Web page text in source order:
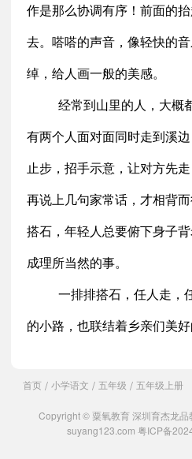
作是那么协调有序！前面的
去。嗒嗒的声音，像轻快的
绰，给人画一般的美感。
经常到山里的人，大概
有两个人面对面同时走到溪
止步，招手示意，让对方先
再说上几句家常话，才相背
搭石，年轻人总要俯下身子
成理所当然的事。
一排排搭石，任人走，
的小路，也联结着乡亲们美好
首页 / 小学语文 / 五年级 / 五年级上册
Copyright © 粟氧教育 深圳育杰龙
suyang123.com 粤ICP备